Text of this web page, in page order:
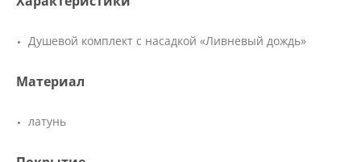
Душевой комплект с насадкой «Ливневый дождь»
Материал
латунь